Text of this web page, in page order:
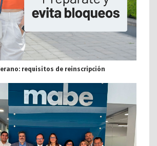
requisitos de reinscripción